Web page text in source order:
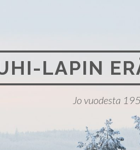
LAPIN
Jo vuodesta